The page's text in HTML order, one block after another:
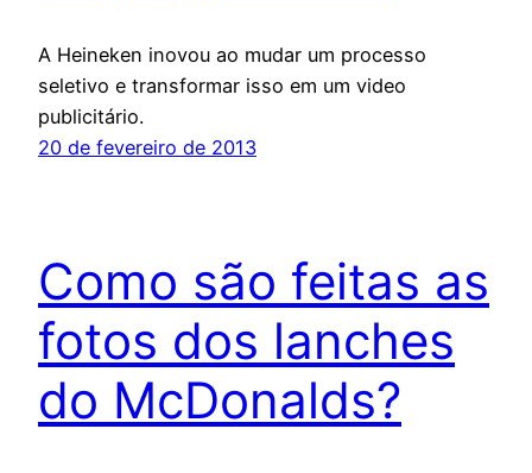
A Heineken inovou ao mudar um processo
seletivo e transformar isso em um video
publicitário.
20 de fevereiro de 2013
Como são feitas as
fotos dos lanches
do McDonalds?